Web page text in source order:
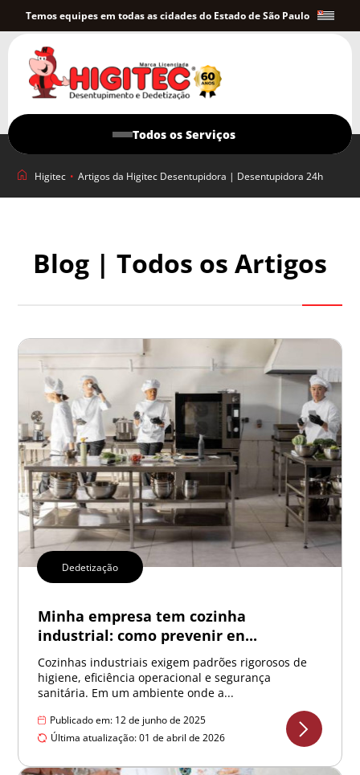
Higitec • Artigos da Higitec Desentupidora | Desentupidora 24h
Blog | Todos os Artigos
Dedetização
Minha empresa tem cozinha
industrial: como prevenir en...
Cozinhas industriais exigem padrões rigorosos de
higiene, eficiência operacional e segurança
sanitária. Em um ambiente onde a...
Publicado em: 12 de junho de 2025
Última atualização: 01 de abril de 2026
Temos equipes em todas as cidades do Estado de São Paulo
Todos os Serviços